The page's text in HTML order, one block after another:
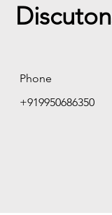
Phone
+919950686350